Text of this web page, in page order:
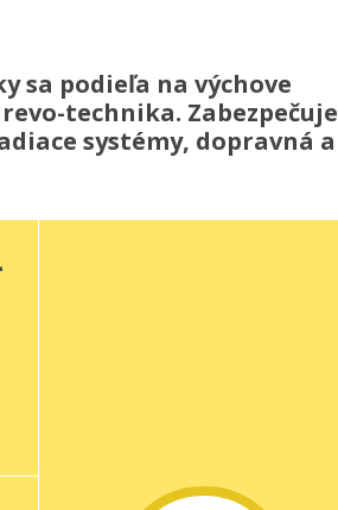
sa podieľa na výchove
technika. Zabezpečuje
systémy, dopravná a